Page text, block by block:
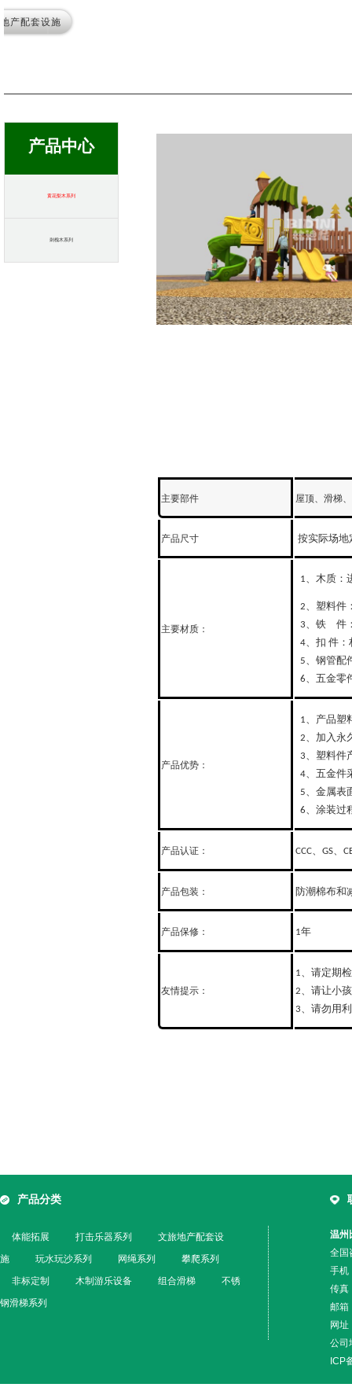
产配套设施
产品中心
黄花梨木系列
刺槐木系列
主要部件 屋顶、滑梯
产品尺寸 按实际场地
主要材质：
1、木质：
2、塑料件
3、铁 件
4、扣 件：
5、钢管配
6、五金零
产品优势：
1、产品塑
2、加入永
3、塑料件
4、五金件
5、金属表
6、涂装过
产品认证： CCC、 GS、
产品包装： 防潮棉布和
产品保修： 1年
友情提示：
1、请定期
2、请让小
3、请勿用
产品分类
体能拓展 打击乐器系列
文旅地产配套设
施
玩水玩沙系列 网绳系列
攀爬系列
非标定制
木制游乐设备 组合滑梯
不锈
钢滑梯系列
温州
全国
手机
传真
邮箱
网
公司
ICP